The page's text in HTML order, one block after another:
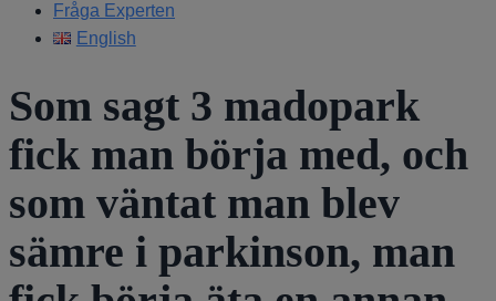
Fråga Experten
English
Som sagt 3 madopark
fick man börja med, och
som väntat man blev
sämre i parkinson, man